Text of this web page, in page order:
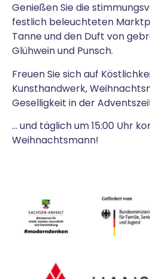
Genießen Sie die
festlich beleuchteten
Tanne und den Duft von
Glühwein und Punsch.
Freuen Sie sich auf
Kunsthandwerk,
Geselligkeit in der
… und täglich um 15:00 Uhr
Weihnachtsmann!